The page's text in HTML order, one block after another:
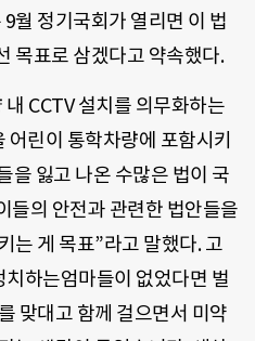
월 정기국회가 열리면 이 법
목표로 삼겠다고 약속했다.
CCTV 설치를 의무화하는
어린이 통학차량에 포함시키
을 잃고 나온 수많은 법이 국
들의 안전과 관련한 법안들을
는 게 목표”라고 말했다. 고
하는엄마들이 없었다면 벌
맞대고 함께 걸으면서 미약